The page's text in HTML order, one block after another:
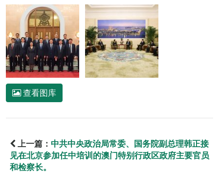
查看图库
上一篇： 中共中央政治局常委、国务院副总理韩正接
见在北京参加任中培训的澳门特别行政区政府主要官员
和检察长。